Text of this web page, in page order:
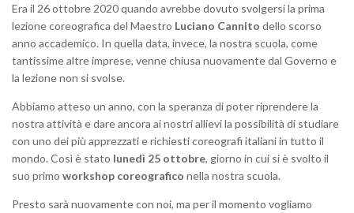
Era il 26 ottobre 2020 quando avrebbe dovuto svolgersi la prima
lezione coreografica del Maestro Luciano Cannito dello scorso
anno accademico. In quella data, invece, la nostra scuola, come
tantissime altre imprese, venne chiusa nuovamente dal Governo e
la lezione non si svolse.
Abbiamo atteso un anno, con la speranza di poter riprendere la
nostra attività e dare ancora ai nostri allievi la possibilità di studiare
con uno dei più apprezzati e richiesti coreografi italiani in tutto il
mondo. Così è stato lunedì 25 ottobre, giorno in cui si è svolto il
suo primo workshop coreografico nella nostra scuola.
Presto sarà nuovamente con noi, ma per il momento vogliamo